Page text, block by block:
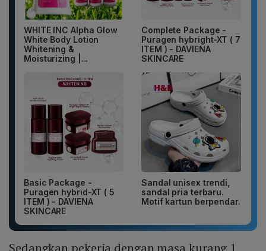
WHITE INC Alpha Glow
White Body Lotion
Whitening &
Moisturizing |...
Complete Package -
Puragen hybright-XT ( 7
ITEM ) - DAVIENA
SKINCARE
Basic Package -
Puragen hybrid-XT ( 5
ITEM ) - DAVIENA
SKINCARE
Sandal unisex trendi,
sandal pria terbaru.
Motif kartun berpendar.
Sedangkan pekerja dengan masa kurang 1